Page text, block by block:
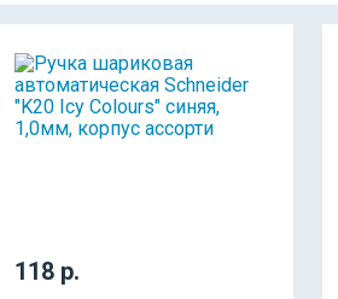
118 р.